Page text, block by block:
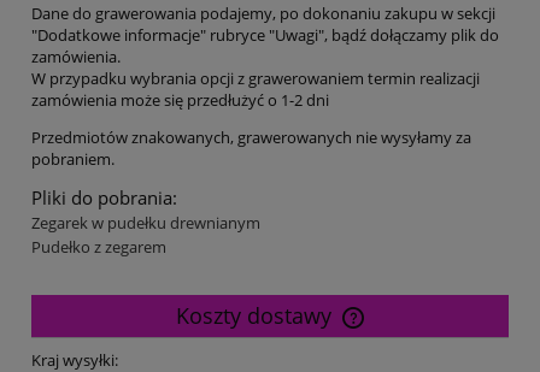
Dane do grawerowania podajemy, po dokonaniu zakupu w sekcji
"Dodatkowe informacje" rubryce "Uwagi", bądź dołączamy plik do
zamówienia.
W przypadku wybrania opcji z grawerowaniem termin realizacji
zamówienia może się przedłużyć o 1-2 dni
Przedmiotów znakowanych, grawerowanych nie wysyłamy za
pobraniem.
Pliki do pobrania:
Zegarek w pudełku drewnianym
Pudełko z zegarem
Koszty dostawy
Cena nie zawiera ewentualnych kosztów płatności
Kraj wysyłki: